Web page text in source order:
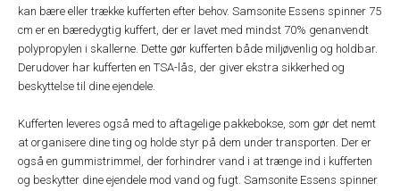
kan bære eller trække kufferten efter behov. Samsonite Essens spinner 75
cm er en bæredygtig kuffert, der er lavet med mindst 70% genanvendt
polypropylen i skallerne. Dette gør kufferten både miljøvenlig og holdbar.
Derudover har kufferten en TSA-lås, der giver ekstra sikkerhed og
beskyttelse til dine ejendele.
Kufferten leveres også med to aftagelige pakkebokse, som gør det nemt
at organisere dine ting og holde styr på dem under transporten. Der er
også en gummistrimmel, der forhindrer vand i at trænge ind i kufferten
og beskytter dine ejendele mod vand og fugt. Samsonite Essens spinner